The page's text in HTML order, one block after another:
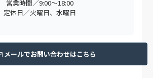
営業時間／9:00〜18:00
定休日／火曜日、水曜日
メールでお問い合わせはこちら